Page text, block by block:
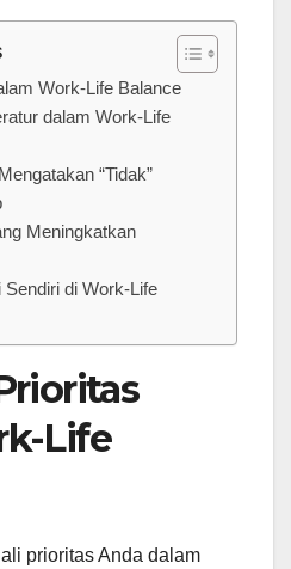
Work-Life Balance
dalam Work-Life
“Tidak”
Meningkatkan
di Work-Life
Life
prioritas Anda dalam